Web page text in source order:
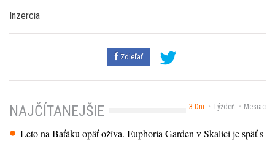
Inzercia
Zdieľať
3 Dni Týždeň Mesiac
NAJČÍTANEJŠIE
Leto na Baťáku opäť ožíva. Euphoria Garden v Skalici je späť s